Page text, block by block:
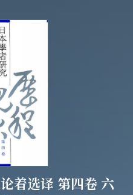
着选译 第四卷 六